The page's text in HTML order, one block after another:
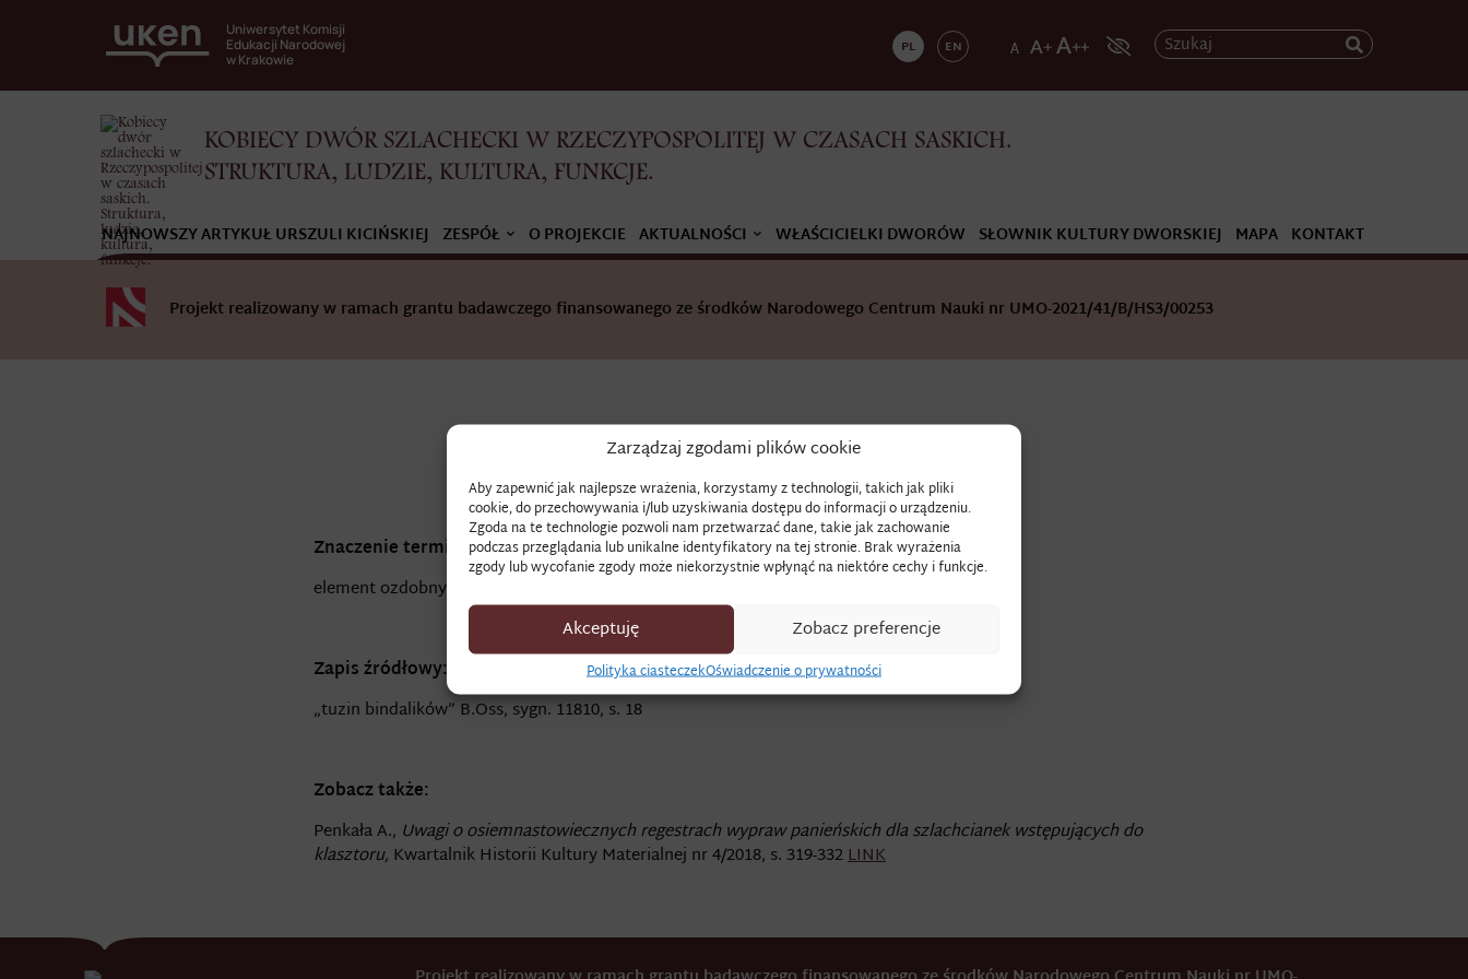
Zarządzaj zgodami plików cookie
Aby zapewnić jak najlepsze wrażenia, korzystamy z technologii, takich jak pliki
cookie, do przechowywania i/lub uzyskiwania dostępu do informacji o urządzeniu.
Zgoda na te technologie pozwoli nam przetwarzać dane, takie jak zachowanie
podczas przeglądania lub unikalne identyfikatory na tej stronie. Brak wyrażenia
zgody lub wycofanie zgody może niekorzystnie wpłynąć na niektóre cechy i funkcje.
Akceptuję Zobacz preferencje
Polityka ciasteczekOświadczenie o prywatności
Uniwersytet Komisji
Edukacji Narodowej
w Krakowie
PL EN Szukaj
KOBIECY DWÓR SZLACHECKI W RZECZYPOSPOLITEJ W CZASACH SASKICH.
STRUKTURA, LUDZIE, KULTURA, FUNKCJE.
NAJNOWSZY ARTYKUŁ URSZULI KICIŃSKIEJ ZESPÓŁ O PROJEKCIE AKTUALNOŚCI WŁAŚCICIELKI DWORÓW SŁOWNIK KULTURY DWORSKIEJ MAPA KONTAKT
Projekt realizowany w ramach grantu badawczego finansowanego ze środków Narodowego Centrum Nauki nr UMO-2021/41/B/HS3/00253
BINDALIK
Znaczenie terminu:
element ozdobny; rodzaj dekoracyjnej tasiemki
Zapis źródłowy:
„tuzin bindalików” B.Oss, sygn. 11810, s. 18
Zobacz także:
Penkała A., Uwagi o osiemnastowiecznych regestrach wypraw panieńskich dla szlachcianek wstępujących do
klasztoru, Kwartalnik Historii Kultury Materialnej nr 4/2018, s. 319-332LINK